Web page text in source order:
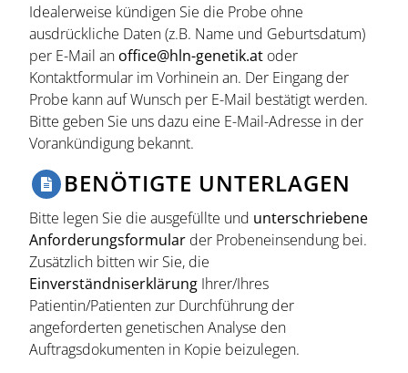
Idealerweise kündigen Sie die Probe ohne
ausdrückliche Daten (z.B. Name und Geburtsdatum)
per E-Mail an office@hln-genetik.at oder
Kontaktformular im Vorhinein an. Der Eingang der
Probe kann auf Wunsch per E-Mail bestätigt werden.
Bitte geben Sie uns dazu eine E-Mail-Adresse in der
Vorankündigung bekannt.
BENÖTIGTE UNTERLAGEN
Bitte legen Sie die ausgefüllte und unterschriebene
Anforderungsformular der Probeneinsendung bei.
Zusätzlich bitten wir Sie, die
Einverständniserklärung Ihrer/Ihres
Patientin/Patienten zur Durchführung der
angeforderten genetischen Analyse den
Auftragsdokumenten in Kopie beizulegen.